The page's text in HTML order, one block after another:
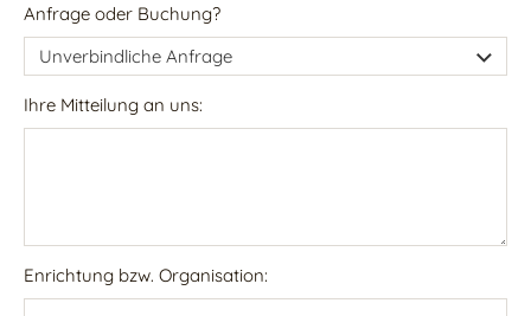
Anfrage oder Buchung?
Ihre Mitteilung an uns:
Enrichtung bzw. Organisation: